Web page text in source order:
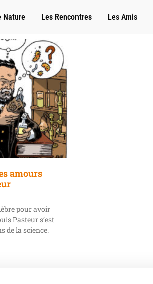
Nature Les Rencontres Les Amis
amours
pour avoir
Pasteur s’est
de la science.